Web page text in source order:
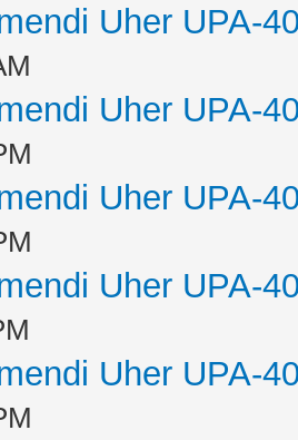
Uher UPA-
Uher UPA-
Uher UPA-
Uher UPA-
Uher UPA-